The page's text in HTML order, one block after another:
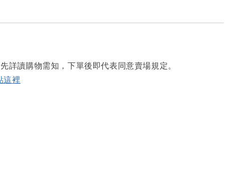
詳讀購物需知，下單後即代表同意賣場規定。
這裡